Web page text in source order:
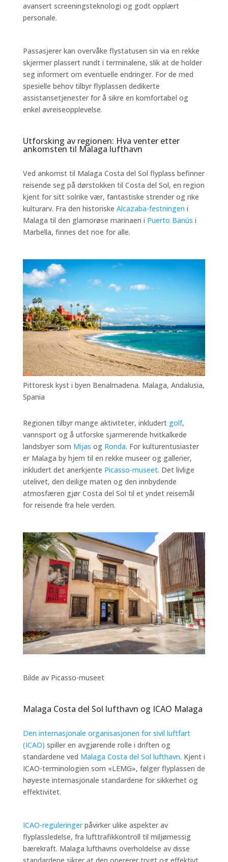
avansert screeningsteknologi og godt opplært
personale.
Passasjerer kan overvåke flystatusen sin via en rekke
skjermer plassert rundt i terminalene, slik at de holder
seg informert om eventuelle endringer. For de med
spesielle behov tilbyr flyplassen dedikerte
assistansetjenester for å sikre en komfortabel og
enkel avreiseopplevelse.
Utforsking av regionen: Hva venter etter
ankomsten til Malaga lufthavn
Ved ankomst til Malaga Costa del Sol flyplass befinner
reisende seg på dørstokken til Costa del Sol, en region
kjent for sitt solrike vær, fantastiske strender og rike
kulturarv. Fra den historiske Alcazaba-festningen i
Malaga til den glamorøse marinaen i Puerto Banús i
Marbella, finnes det noe for alle.
Pittoresk kyst i byen Benalmadena. Malaga, Andalusia,
Spania
Regionen tilbyr mange aktiviteter, inkludert golf,
vannsport og å utforske sjarmerende hvitkalkede
landsbyer som Mijas og Ronda. For kulturentusiaster
er Malaga by hjem til en rekke museer og gallerier,
inkludert det anerkjente Picasso-museet. Det livlige
utelivet, den deilige maten og den innbydende
atmosfæren gjør Costa del Sol til et yndet reisemål
for reisende fra hele verden.
Bilde av Picasso-museet
Malaga Costa del Sol lufthavn og ICAO Malaga
Den internasjonale organisasjonen for sivil luftfart
(ICAO) spiller en avgjørende rolle i driften og
standardene ved Malaga Costa del Sol lufthavn. Kjent i
ICAO-terminologien som «LEMG», følger flyplassen de
høyeste internasjonale standardene for sikkerhet og
effektivitet.
ICAO-reguleringerpåvirker ulike aspekter av
flyplassledelse, fra lufttrafikkontroll til miljømessig
bærekraft. Malaga lufthavns overholdelse av disse
standardene sikrer at den opererer trygt og effektivt,